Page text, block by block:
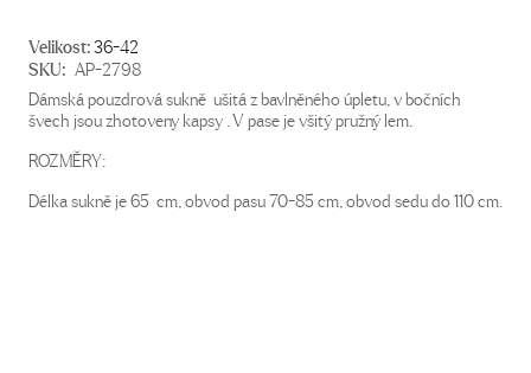
Velikost:36-42
SKU: AP-2798
Dámská pouzdrová sukně ušitá z bavlněného úpletu, v bočních
švech jsou zhotoveny kapsy . V pase je všitý pružný lem.
ROZMĚRY:
Délka sukně je 65 cm, obvod pasu 70-85 cm, obvod sedu do 110 cm.